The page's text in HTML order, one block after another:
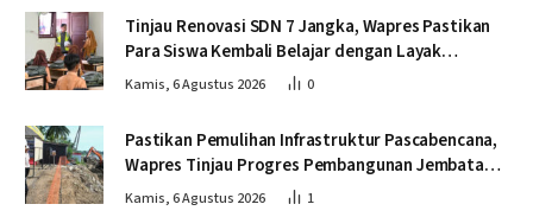
Tinjau Renovasi SDN 7 Jangka, Wapres Pastikan
Para Siswa Kembali Belajar dengan Layak
Pascabencana
Kamis, 6 Agustus 2026 0
Pastikan Pemulihan Infrastruktur Pascabencana,
Wapres Tinjau Progres Pembangunan Jembatan
Krueng Tingkeum Bireuen
Kamis, 6 Agustus 2026 1